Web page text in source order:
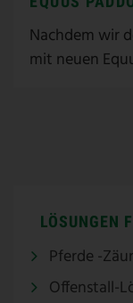
Nachdem wir
mit neuen
LÖSUNGEN
Pferde -
Offenstall-